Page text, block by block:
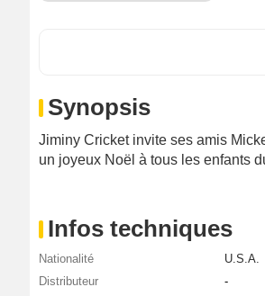
Synopsis
Jiminy Cricket invite ses amis
un joyeux Noël à tous les enfants
Infos techniques
Nationalité
U.S.A.
Distributeur
-